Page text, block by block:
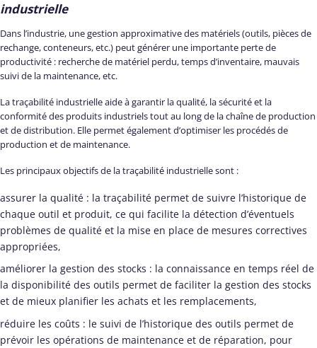
industrielle
Dans l’industrie, une gestion approximative des matériels (outils, pièces de
rechange, conteneurs, etc.) peut générer une importante perte de
productivité : recherche de matériel perdu, temps d’inventaire, mauvais
suivi de la maintenance, etc.
La traçabilité industrielle aide à garantir la qualité, la sécurité et la
conformité des produits industriels tout au long de la chaîne de production
et de distribution. Elle permet également d’optimiser les procédés de
production et de maintenance.
Les principaux objectifs de la traçabilité industrielle sont :
assurer la qualité : la traçabilité permet de suivre l’historique de
chaque outil et produit, ce qui facilite la détection d’éventuels
problèmes de qualité et la mise en place de mesures correctives
appropriées,
améliorer la gestion des stocks : la connaissance en temps réel de
la disponibilité des outils permet de faciliter la gestion des stocks
et de mieux planifier les achats et les remplacements,
réduire les coûts : le suivi de l’historique des outils permet de
prévoir les opérations de maintenance et de réparation, pour